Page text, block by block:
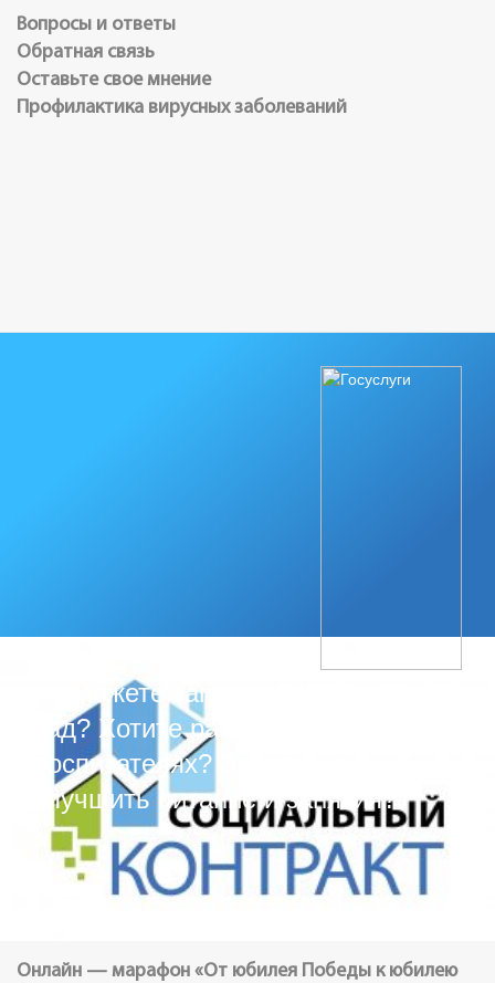
Вопросы и ответы
Обратная связь
Оставьте свое мнение
Профилактика вирусных заболеваний
Не можете записать ребёнка в
сад? Хотите рассказать о
воспитателях? Знаете, как
улучшить питание и занятия?
Онлайн — марафон «От юбилея Победы к юбилею